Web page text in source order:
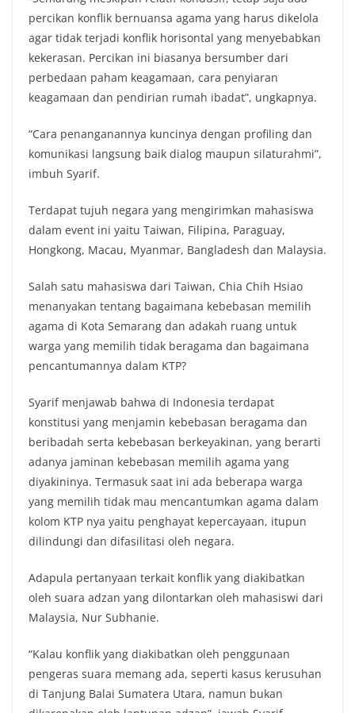
percikan konflik bernuansa agama yang harus dikelola
agar tidak terjadi konflik horisontal yang menyebabkan
kekerasan. Percikan ini biasanya bersumber dari
perbedaan paham keagamaan, cara penyiaran
keagamaan dan pendirian rumah ibadat”, ungkapnya.
“Cara penanganannya kuncinya dengan profiling dan
komunikasi langsung baik dialog maupun silaturahmi”,
imbuh Syarif.
Terdapat tujuh negara yang mengirimkan mahasiswa
dalam event ini yaitu Taiwan, Filipina, Paraguay,
Hongkong, Macau, Myanmar, Bangladesh dan Malaysia.
Salah satu mahasiswa dari Taiwan, Chia Chih Hsiao
menanyakan tentang bagaimana kebebasan memilih
agama di Kota Semarang dan adakah ruang untuk
warga yang memilih tidak beragama dan bagaimana
pencantumannya dalam KTP?
Syarif menjawab bahwa di Indonesia terdapat
konstitusi yang menjamin kebebasan beragama dan
beribadah serta kebebasan berkeyakinan, yang berarti
adanya jaminan kebebasan memilih agama yang
diyakininya. Termasuk saat ini ada beberapa warga
yang memilih tidak mau mencantumkan agama dalam
kolom KTP nya yaitu penghayat kepercayaan, itupun
dilindungi dan difasilitasi oleh negara.
Adapula pertanyaan terkait konflik yang diakibatkan
oleh suara adzan yang dilontarkan oleh mahasiswi dari
Malaysia, Nur Subhanie.
“Kalau konflik yang diakibatkan oleh penggunaan
pengeras suara memang ada, seperti kasus kerusuhan
di Tanjung Balai Sumatera Utara, namun bukan